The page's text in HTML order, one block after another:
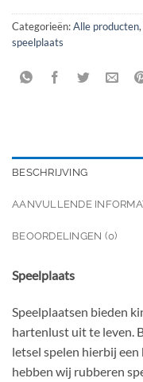
Categorieën:Alle producten,
speelplaats
BESCHRIJVING
AANVULLENDE
BEOORDELINGEN (0)
Speelplaats
Speelplaatsen bieden
hartenlust uit te leven.
letsel spelen hierbij
hebben wij rubberen